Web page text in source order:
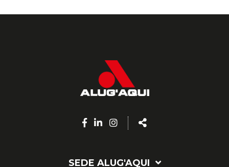
Facebook
Linkedin
Instagram
Share
SEDE ALUG'AQUI